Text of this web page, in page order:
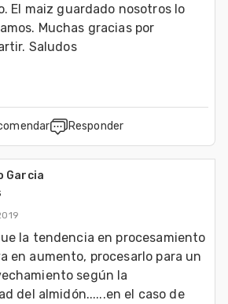
El maiz guardado nosotros lo
Muchas gracias por
Saludos
Responder
Garcia
la tendencia en procesamiento
en aumento, procesarlo para un
según la
del almidón......en el caso de